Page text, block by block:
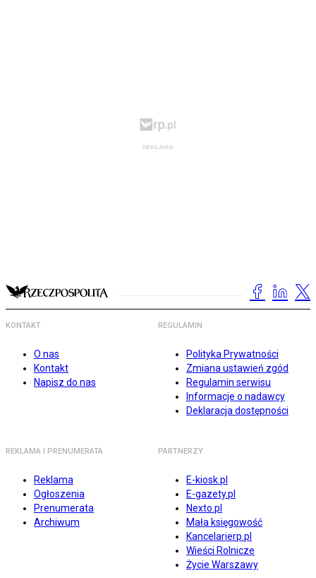
KONTAKT
O nas
Kontakt
Napisz do nas
REGULAMIN
Polityka Prywatności
Zmiana ustawień zgód
Regulamin serwisu
Informacje o nadawcy
Deklaracja dostępności
REKLAMA I PRENUMERATA
Reklama
Ogłoszenia
Prenumerata
Archiwum
PARTNERZY
E-kiosk.pl
E-gazety.pl
Nexto.pl
Mała księgowość
Kancelarierp.pl
Wieści Rolnicze
Życie Warszawy